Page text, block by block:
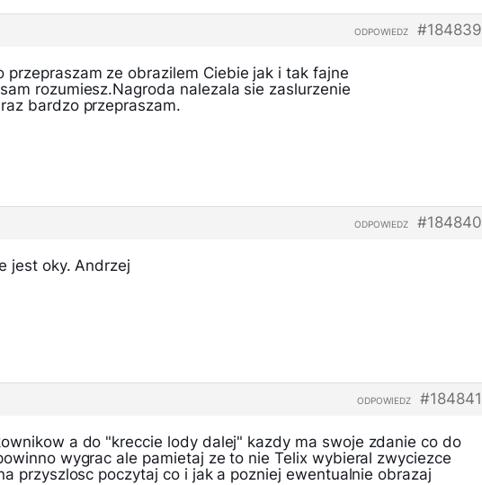
#184839
ODPOWIEDZ
przepraszam ze obrazilem Ciebie jak i tak fajne
rozumiesz.Nagroda nalezala sie zaslurzenie
bardzo przepraszam.
#184840
ODPOWIEDZ
jest oky. Andrzej
#184841
ODPOWIEDZ
a do "kreccie lody dalej" kazdy ma swoje zdanie co do
wygrac ale pamietaj ze to nie Telix wybieral zwyciezce
przyszlosc poczytaj co i jak a pozniej ewentualnie obrazaj